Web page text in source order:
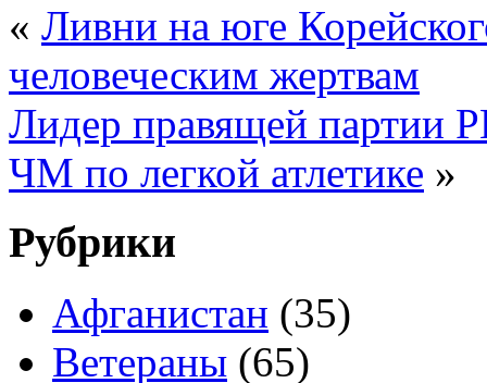
« Ливни на юге
человеческим жертвам
Лидер правящей партии
ЧМ по легкой атлетике »
Рубрики
Афганистан (35)
Ветераны (65)